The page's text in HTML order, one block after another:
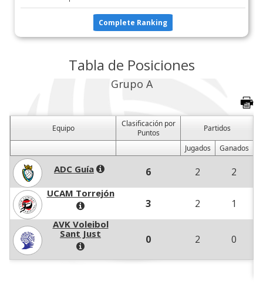
Complete Ranking
Tabla de Posiciones
Grupo A
Equipo
Clasificación por
Puntos
Partidos
Jugados
Ganados
ADC Guía 6 2 2
UCAM Torrejón
3 2 1
AVK Voleibol
Sant Just
0 2 0